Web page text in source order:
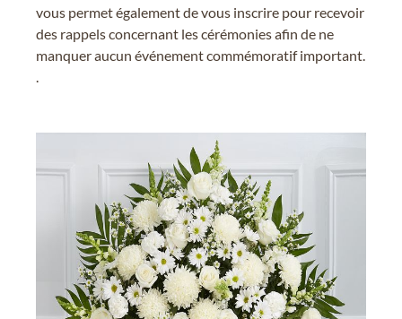
vous permet également de vous inscrire pour recevoir
des rappels concernant les cérémonies afin de ne
manquer aucun événement commémoratif important.